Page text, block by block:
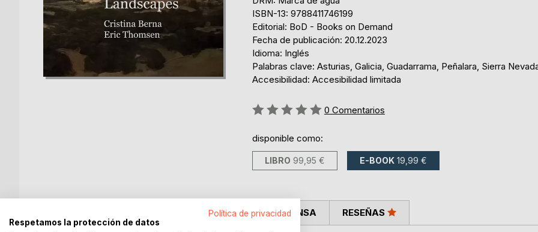
ISBN-13: 9788411746199
Editorial: BoD - Books on Demand
Fecha de publicación: 20.12.2023
Idioma: Inglés
Palabras clave: Asturias, Galicia, Guadarrama, Peñalara, Sierra
Accesibilidad: Accesibilidad limitada
Rating:
0 Comentarios
disponible como:
LIBRO 99,95 € E-BOOK 19,99 €
SOBRE EL AUTOR EN LA PRENSA RESEÑAS
Política de privacidad
Respetamos la protección de datos